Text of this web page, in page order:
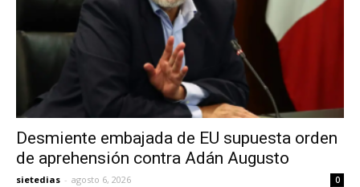
Desmiente embajada de EU supuesta orden
de aprehensión contra Adán Augusto
sietedias - agosto 6, 2026 0